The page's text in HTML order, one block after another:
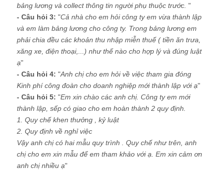
bảng lương và collect thông tin người phụ thuộc trước. "
- Câu hỏi 3: "Cả nhà cho em hỏi công ty em vừa thành lập
và em làm bảng lương cho công ty. Trong bảng lương em
phải chia đều các khoản thu nhập miễn thuế ( tiền ăn trưa,
xăng xe, điện thoại,...) như thế nào cho hợp lý và đúng luật
ạ"
- Câu hỏi 4: "Anh chị cho em hỏi về việc tham gia đóng
Kinh phí công đoàn cho doanh nghiệp mới thành lập với ạ"
- Câu hỏi 5: "Em xin chào các anh chị. Công ty em mới
thành lập, sếp có giao cho em hoàn thành 2 quy định.
1. Quy chế khen thưởng , kỷ luật
2. Quy định về nghỉ việc
Vậy anh chị có hai mẫu quy trình . Quy chế như trên, anh
chị cho em xin mẫu để em tham khảo với ạ. Em xin cảm ơn
anh chị nhiều ạ"